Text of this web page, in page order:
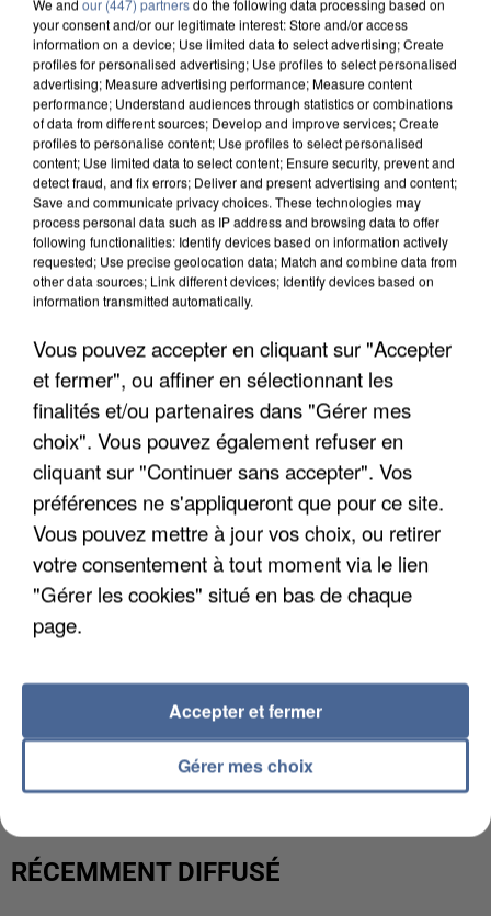
APRÈS TOUTES CES CANICULES, LES REFUGES
L’UN DES FONDATEURS SUPPOSÉS DE LA DZ
MAFIA INTERPELLÉ EN ALGÉRIE
RÉCEMMENT DIFFUSÉ
your consent and/or our legitimate interest: Store and/or access
information on a device; Use limited data to select advertising; Create
profiles for personalised advertising; Use profiles to select personalised
advertising; Measure advertising performance; Measure content
performance; Understand audiences through statistics or combinations
of data from different sources; Develop and improve services; Create
profiles to personalise content; Use profiles to select personalised
content; Use limited data to select content; Ensure security, prevent and
detect fraud, and fix errors; Deliver and present advertising and content;
Save and communicate privacy choices. These technologies may
process personal data such as IP address and browsing data to offer
following functionalities: Identify devices based on information actively
requested; Use precise geolocation data; Match and combine data from
other data sources; Link different devices; Identify devices based on
information transmitted automatically.
Vous pouvez accepter en cliquant sur "Accepter
et fermer", ou affiner en sélectionnant les
finalités et/ou partenaires dans "Gérer mes
choix". Vous pouvez également refuser en
cliquant sur "Continuer sans accepter". Vos
préférences ne s'appliqueront que pour ce site.
Vous pouvez mettre à jour vos choix, ou retirer
votre consentement à tout moment via le lien
"Gérer les cookies" situé en bas de chaque
page.
Gérer mes choix
Accepter et fermer